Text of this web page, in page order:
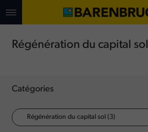
au
contenu
principal
Régénération du capital sol
Catégories